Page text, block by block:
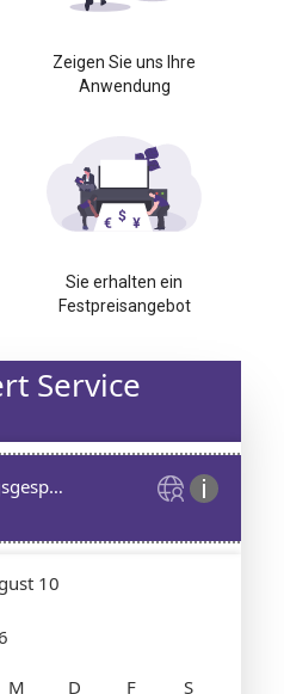
Zeigen Sie uns Ihre
Anwendung
Sie erhalten ein
Festpreisangebot